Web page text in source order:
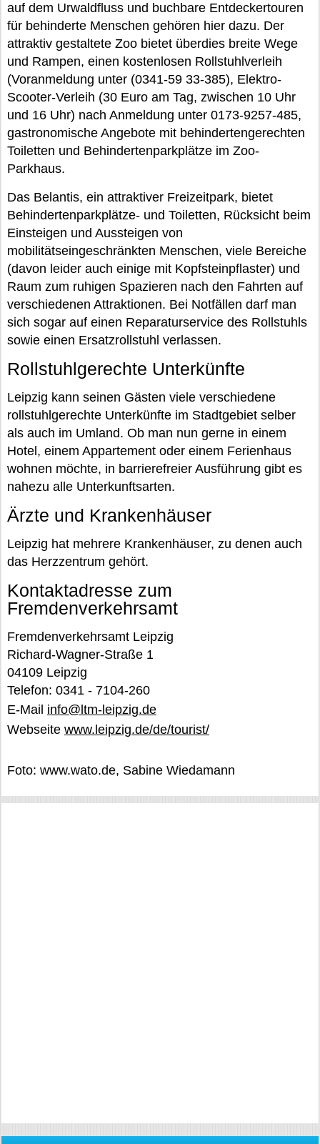
auf dem Urwaldfluss und buchbare Entdeckertouren
für behinderte Menschen gehören hier dazu. Der
attraktiv gestaltete Zoo bietet überdies breite Wege
und Rampen, einen kostenlosen Rollstuhlverleih
(Voranmeldung unter (0341-59 33-385), Elektro-
Scooter-Verleih (30 Euro am Tag, zwischen 10 Uhr
und 16 Uhr) nach Anmeldung unter 0173-9257-485,
gastronomische Angebote mit behindertengerechten
Toiletten und Behindertenparkplätze im Zoo-
Parkhaus.
Das Belantis, ein attraktiver Freizeitpark, bietet
Behindertenparkplätze- und Toiletten, Rücksicht beim
Einsteigen und Aussteigen von
mobilitätseingeschränkten Menschen, viele Bereiche
(davon leider auch einige mit Kopfsteinpflaster) und
Raum zum ruhigen Spazieren nach den Fahrten auf
verschiedenen Attraktionen. Bei Notfällen darf man
sich sogar auf einen Reparaturservice des Rollstuhls
sowie einen Ersatzrollstuhl verlassen.
Rollstuhlgerechte Unterkünfte
Leipzig kann seinen Gästen viele verschiedene
rollstuhlgerechte Unterkünfte im Stadtgebiet selber
als auch im Umland. Ob man nun gerne in einem
Hotel, einem Appartement oder einem Ferienhaus
wohnen möchte, in barrierefreier Ausführung gibt es
nahezu alle Unterkunftsarten.
Ärzte und Krankenhäuser
Leipzig hat mehrere Krankenhäuser, zu denen auch
das Herzzentrum gehört.
Kontaktadresse zum
Fremdenverkehrsamt
Fremdenverkehrsamt Leipzig
Richard-Wagner-Straße 1
04109 Leipzig
Telefon: 0341 - 7104-260
E-Mail info@ltm-leipzig.de
Webseite www.leipzig.de/de/tourist/
Foto: www.wato.de, Sabine Wiedamann